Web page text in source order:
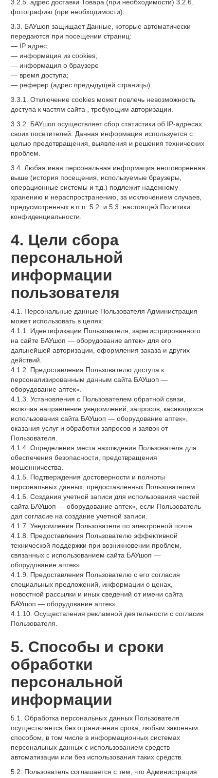
3.2.5. адрес доставки Товара (при необходимости) 3.2.6.
фотографию (при необходимости).
3.3. БАУшоп защищает Данные, которые автоматически
передаются при посещении страниц:
— IP адрес;
— информация из cookies;
— информация о браузере
— время доступа;
— реферер (адрес предыдущей страницы).
3.3.1. Отключение cookies может повлечь невозможность
доступа к частям сайта , требующим авторизации.
3.3.2. БАУшоп осуществляет сбор статистики об IP-адресах
своих посетителей. Данная информация используется с
целью предотвращения, выявления и решения технических
проблем.
3.4. Любая иная персональная информация неоговоренная
выше (история посещения, используемые браузеры,
операционные системы и т.д.) подлежит надежному
хранению и нераспространению, за исключением случаев,
предусмотренных в п.п. 5.2. и 5.3. настоящей Политики
конфиденциальности.
4. Цели сбора
персональной
информации
пользователя
4.1. Персональные данные Пользователя Администрация
может использовать в целях:
4.1.1. Идентификации Пользователя, зарегистрированного
на сайте БАУшоп — оборудование аптек» для его
дальнейшей авторизации, оформления заказа и других
действий.
4.1.2. Предоставления Пользователю доступа к
персонализированным данным сайта БАУшоп —
оборудование аптек».
4.1.3. Установления с Пользователем обратной связи,
включая направление уведомлений, запросов, касающихся
использования сайта БАУшоп — оборудование аптек»,
оказания услуг и обработки запросов и заявок от
Пользователя.
4.1.4. Определения места нахождения Пользователя для
обеспечения безопасности, предотвращения
мошенничества.
4.1.5. Подтверждения достоверности и полноты
персональных данных, предоставленных Пользователем.
4.1.6. Создания учетной записи для использования частей
сайта БАУшоп — оборудование аптек», если Пользователь
дал согласие на создание учетной записи.
4.1.7. Уведомления Пользователя по электронной почте.
4.1.8. Предоставления Пользователю эффективной
технической поддержки при возникновении проблем,
связанных с использованием сайта БАУшоп —
оборудование аптек».
4.1.9. Предоставления Пользователю с его согласия
специальных предложений, информации о ценах,
новостной рассылки и иных сведений от имени сайта
БАУшоп — оборудование аптек».
4.1.10. Осуществления рекламной деятельности с согласия
Пользователя.
5. Способы и сроки
обработки
персональной
информации
5.1. Обработка персональных данных Пользователя
осуществляется без ограничения срока, любым законным
способом, в том числе в информационных системах
персональных данных с использованием средств
автоматизации или без использования таких средств.
5.2. Пользователь соглашается с тем, что Администрация